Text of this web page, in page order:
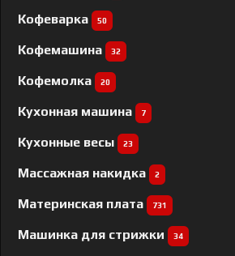
Кофеварка 50
Кофемашина 32
Кофемолка 20
Кухонная машина 7
Кухонные весы 23
Массажная накидка 2
Материнская плата 731
Машинка для стрижки 34